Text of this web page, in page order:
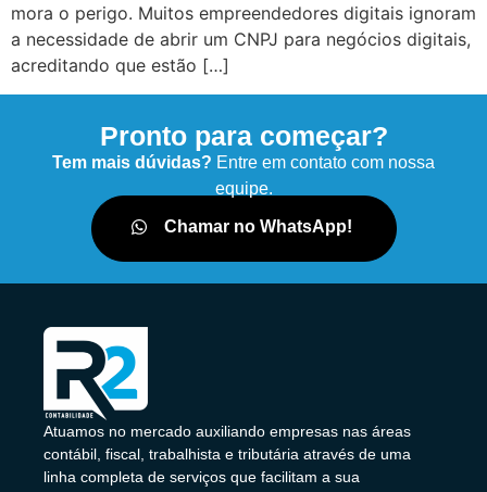
mora o perigo. Muitos empreendedores digitais ignoram
a necessidade de abrir um CNPJ para negócios digitais,
acreditando que estão […]
Pronto para começar?
Tem mais dúvidas? Entre em contato com nossa
equipe.
Chamar no WhatsApp!
Atuamos no mercado auxiliando empresas nas áreas
contábil, fiscal, trabalhista e tributária através de uma
linha completa de serviços que facilitam a sua